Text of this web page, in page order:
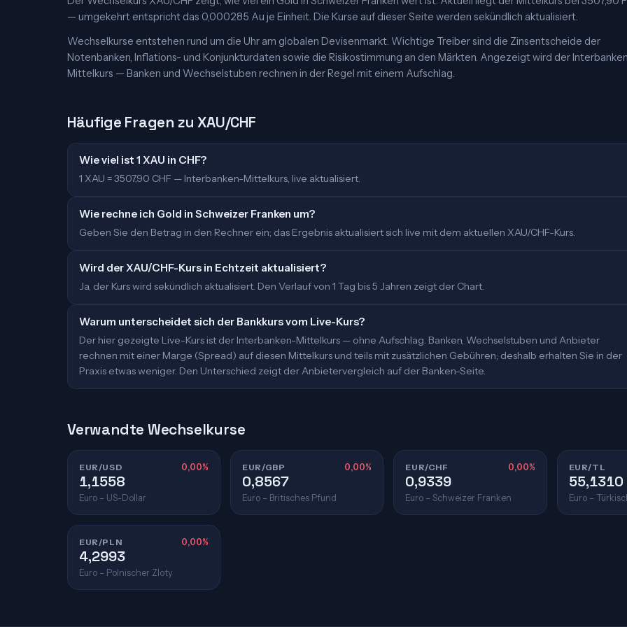
— umgekehrt entspricht das 0,000285 Au je Einheit. Die Kurse auf dieser Seite werden sekündlich aktualisiert.
Wechselkurse entstehen rund um die Uhr am globalen Devisenmarkt. Wichtige Treiber sind die Zinsentscheide der
Notenbanken, Inflations- und Konjunkturdaten sowie die Risikostimmung an den Märkten. Angezeigt wird der
Mittelkurs — Banken und Wechselstuben rechnen in der Regel mit einem Aufschlag.
Häufige Fragen zu XAU/CHF
Wie viel ist 1 XAU in CHF?
1 XAU = 3507,90 CHF — Interbanken-Mittelkurs, live aktualisiert.
Wie rechne ich Gold in Schweizer Franken um?
Geben Sie den Betrag in den Rechner ein; das Ergebnis aktualisiert sich live mit dem aktuellen XAU/CHF-Kurs.
Wird der XAU/CHF-Kurs in Echtzeit aktualisiert?
Ja, der Kurs wird sekündlich aktualisiert. Den Verlauf von 1 Tag bis 5 Jahren zeigt der Chart.
Warum unterscheidet sich der Bankkurs vom Live-Kurs?
Der hier gezeigte Live-Kurs ist der Interbanken-Mittelkurs — ohne Aufschlag. Banken, Wechselstuben und Anbieter
rechnen mit einer Marge (Spread) auf diesen Mittelkurs und teils mit zusätzlichen Gebühren; deshalb erhalten Sie in der
Praxis etwas weniger. Den Unterschied zeigt der Anbietervergleich auf der Banken-Seite.
Verwandte Wechselkurse
EUR/USD 0,00%
1,1558
Euro – US-Dollar
EUR/GBP 0,00%
0,8567
Euro – Britisches Pfund
EUR/CHF 0,00%
0,9339
Euro – Schweizer Franken
EUR/TL
55,1310
Euro –
EUR/PLN 0,00%
4,2993
Euro – Polnischer Zloty